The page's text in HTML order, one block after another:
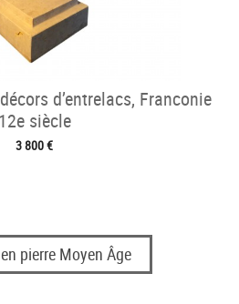
d’entrelacs, Franconie
12e siècle
3 800 €
pierre Moyen Âge